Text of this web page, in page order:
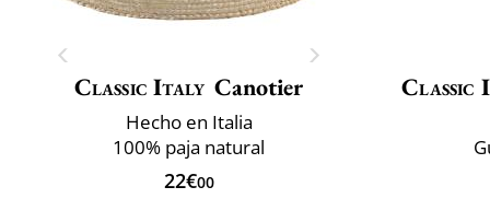
Classic Italy Canotier
Hecho en Italia
100% paja natural
22€00
Classic